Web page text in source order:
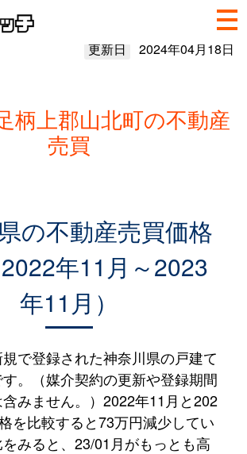
更新日 2024年04月18日
柄上郡山北町の不動産
売買
の不動産売買価格
年11月～2023
年11月）
で登録された神奈川県の戸建て
。（媒介契約の更新や登録期間
みません。）2022年11月と202
を比較すると73万円減少してい
みると、23/01月がもっとも高